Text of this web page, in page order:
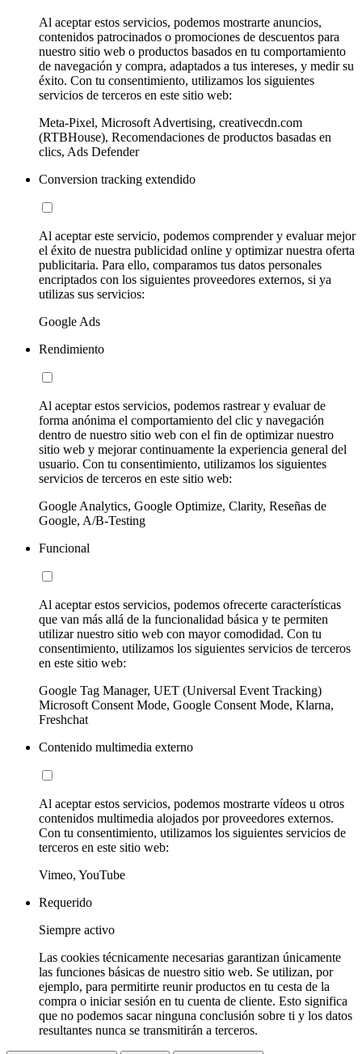
Al aceptar estos servicios, podemos mostrarte anuncios,
contenidos patrocinados o promociones de descuentos para
nuestro sitio web o productos basados en tu comportamiento
de navegación y compra, adaptados a tus intereses, y medir su
éxito. Con tu consentimiento, utilizamos los siguientes
servicios de terceros en este sitio web:
Meta-Pixel, Microsoft Advertising, creativecdn.com
(RTBHouse), Recomendaciones de productos basadas en
clics, Ads Defender
Conversion tracking extendido
Al aceptar este servicio, podemos comprender y evaluar mejor
el éxito de nuestra publicidad online y optimizar nuestra oferta
publicitaria. Para ello, comparamos tus datos personales
encriptados con los siguientes proveedores externos, si ya
utilizas sus servicios:
Google Ads
Rendimiento
Al aceptar estos servicios, podemos rastrear y evaluar de
forma anónima el comportamiento del clic y navegación
dentro de nuestro sitio web con el fin de optimizar nuestro
sitio web y mejorar continuamente la experiencia general del
usuario. Con tu consentimiento, utilizamos los siguientes
servicios de terceros en este sitio web:
Google Analytics, Google Optimize, Clarity, Reseñas de
Google, A/B-Testing
Funcional
Al aceptar estos servicios, podemos ofrecerte características
que van más allá de la funcionalidad básica y te permiten
utilizar nuestro sitio web con mayor comodidad. Con tu
consentimiento, utilizamos los siguientes servicios de terceros
en este sitio web:
Google Tag Manager, UET (Universal Event Tracking)
Microsoft Consent Mode, Google Consent Mode, Klarna,
Freshchat
Contenido multimedia externo
Al aceptar estos servicios, podemos mostrarte vídeos u otros
contenidos multimedia alojados por proveedores externos.
Con tu consentimiento, utilizamos los siguientes servicios de
terceros en este sitio web:
Vimeo, YouTube
Requerido
Siempre activo
Las cookies técnicamente necesarias garantizan únicamente
las funciones básicas de nuestro sitio web. Se utilizan, por
ejemplo, para permitirte reunir productos en tu cesta de la
compra o iniciar sesión en tu cuenta de cliente. Esto significa
que no podemos sacar ninguna conclusión sobre ti y los datos
resultantes nunca se transmitirán a terceros.